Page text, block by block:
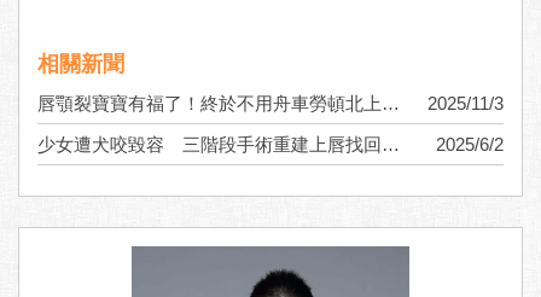
相關新聞
唇顎裂寶寶有福了！終於不用舟車勞頓北上就醫 台中就能進行修補手術治療
2025/11/3
少女遭犬咬毀容 三階段手術重建上唇找回笑容與自信
2025/6/2